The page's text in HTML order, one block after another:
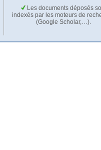
Les documents déposés
indexés par les moteurs de
(Google Scholar,…).